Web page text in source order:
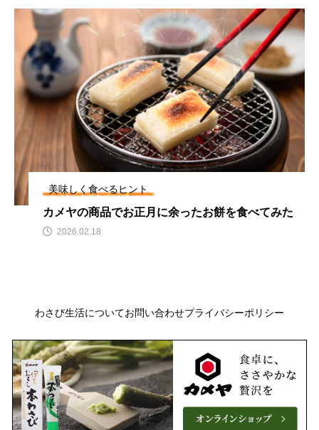
美味しく食べるヒント
カメヤの商品でお正月に余ったお餅を食べてみた
2026.02.18
わさび生活についてお問い合わせプライバシーポリシー